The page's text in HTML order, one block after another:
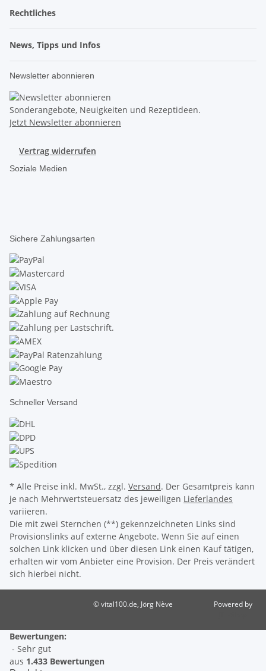
Rechtliches
News, Tipps und Infos
Newsletter abonnieren
Sonderangebote, Neuigkeiten und Rezeptideen.
Jetzt Newsletter abonnieren
Vertrag widerrufen
Soziale Medien
Sichere Zahlungsarten
Schneller Versand
* Alle Preise inkl. MwSt., zzgl. Versand. Der Gesamtpreis kann
je nach Mehrwertsteuersatz des jeweiligen Lieferlandes
variieren.
Die mit zwei Sternchen (**) gekennzeichneten Links sind
Provisionslinks auf externe Angebote. Wenn Sie auf einen
solchen Link klicken und über diesen Link einen Kauf tätigen,
erhalten wir vom Anbieter eine Provision. Der Preis verändert
sich hierbei nicht.
© vital100.de, Jörg Nève
Powered by
Bewertungen:
- Sehr gut
aus 1.433 Bewertungen